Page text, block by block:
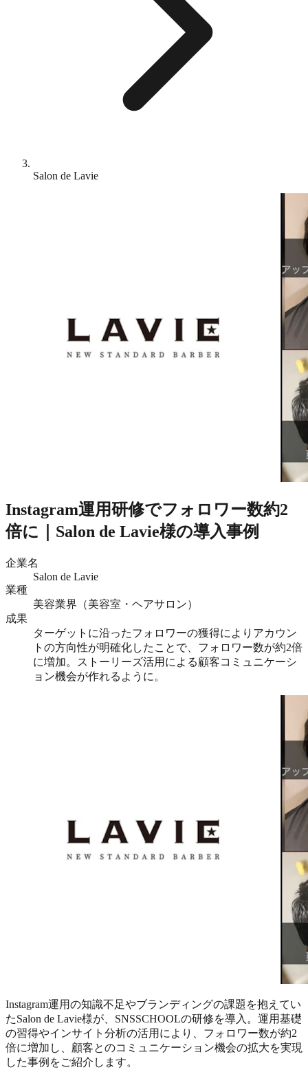
Salon de Lavie
Instagram運用研修でフォロワー数約2
倍に｜Salon de Lavie様の導入事例
企業名
Salon de Lavie
業種
美容業界（美容室・ヘアサロン）
成果
ターゲットに沿ったフォロワーの獲得によりアカウン
トの方向性が明確化したことで、フォロワー数が約2倍
に増加。ストーリーズ活用による顧客コミュニケーシ
ョン機会が作れるように。
Instagram運用の知識不足やブランディングの課題を抱えてい
たSalon de Lavie様が、SNSSCHOOLの研修を導入。運用基礎
の習得やインサイト分析の活用により、フォロワー数が約2
倍に増加し、顧客とのコミュニケーション機会の拡大を実現
した事例をご紹介します。